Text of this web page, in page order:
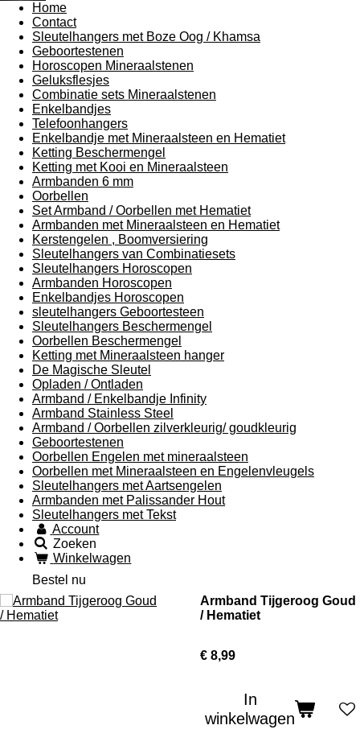
Home
Contact
Sleutelhangers met Boze Oog / Khamsa
Geboortestenen
Horoscopen Mineraalstenen
Geluksflesjes
Combinatie sets Mineraalstenen
Enkelbandjes
Telefoonhangers
Enkelbandje met Mineraalsteen en Hematiet
Ketting Beschermengel
Ketting met Kooi en Mineraalsteen
Armbanden 6 mm
Oorbellen
Set Armband / Oorbellen met Hematiet
Armbanden met Mineraalsteen en Hematiet
Kerstengelen , Boomversiering
Sleutelhangers van Combinatiesets
Sleutelhangers Horoscopen
Armbanden Horoscopen
Enkelbandjes Horoscopen
sleutelhangers Geboortesteen
Sleutelhangers Beschermengel
Oorbellen Beschermengel
Ketting met Mineraalsteen hanger
De Magische Sleutel
Opladen / Ontladen
Armband / Enkelbandje Infinity
Armband Stainless Steel
Armband / Oorbellen zilverkleurig/ goudkleurig
Geboortestenen
Oorbellen Engelen met mineraalsteen
Oorbellen met Mineraalsteen en Engelenvleugels
Sleutelhangers met Aartsengelen
Armbanden met Palissander Hout
Sleutelhangers met Tekst
Account
Zoeken
Winkelwagen
Bestel nu
Armband Tijgeroog Goud
/ Hematiet
€ 8,99
In
winkelwagen